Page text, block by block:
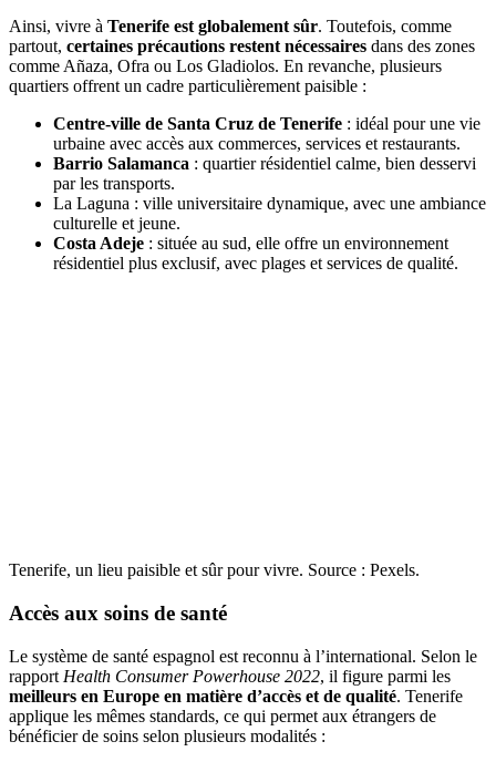
Ainsi, vivre à Tenerife est globalement sûr. Toutefois, comme
partout, certaines précautions restent nécessaires dans des zones
comme Añaza, Ofra ou Los Gladiolos. En revanche, plusieurs
quartiers offrent un cadre particulièrement paisible :
Centre-ville de Santa Cruz de Tenerife : idéal pour une vie
urbaine avec accès aux commerces, services et restaurants.
Barrio Salamanca : quartier résidentiel calme, bien desservi
par les transports.
La Laguna : ville universitaire dynamique, avec une ambiance
culturelle et jeune.
Costa Adeje : située au sud, elle offre un environnement
résidentiel plus exclusif, avec plages et services de qualité.
Tenerife, un lieu paisible et sûr pour vivre. Source : Pexels.
Accès aux soins de santé
Le système de santé espagnol est reconnu à l’international. Selon le
rapport Health Consumer Powerhouse 2022, il figure parmi les
meilleurs en Europe en matière d’accès et de qualité. Tenerife
applique les mêmes standards, ce qui permet aux étrangers de
bénéficier de soins selon plusieurs modalités :